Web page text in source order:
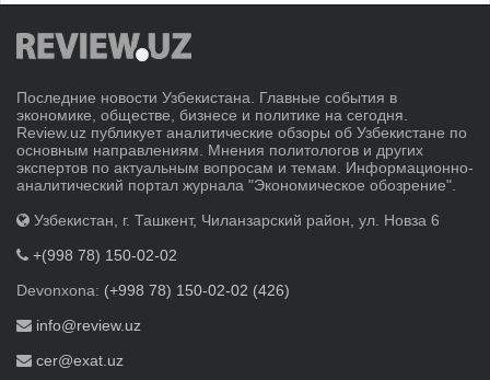
Последние новости Узбекистана. Главные события в
экономике, обществе, бизнесе и политике на сегодня.
Review.uz публикует аналитические обзоры об Узбекистане по
основным направлениям. Мнения политологов и других
экспертов по актуальным вопросам и темам. Информационно-
аналитический портал журнала "Экономическое обозрение".
Узбекистан, г. Ташкент, Чиланзарский район, ул. Новза 6
+(998 78) 150-02-02
Devonxona: (+998 78) 150-02-02 (426)
info@review.uz
cer@exat.uz